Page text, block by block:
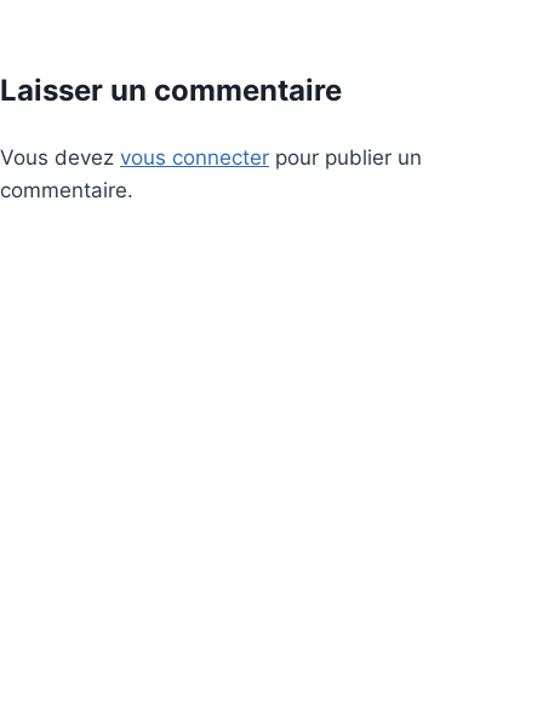
Laisser un commentaire
Vous devez vous connecter pour publier un
commentaire.